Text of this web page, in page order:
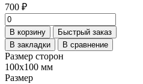
700 ₽
В корзину
Быстрый заказ
В закладки
В сравнение
Размер сторон
100х100 мм
Размер